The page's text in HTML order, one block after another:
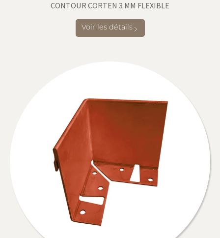
CONTOUR CORTEN 3 MM FLEXIBLE
Voir les détails